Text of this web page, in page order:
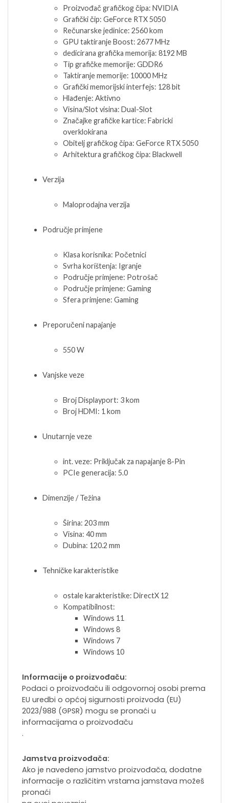
Proizvođač grafičkog čipa: NVIDIA
Grafički čip: GeForce RTX 5050
Rečunarske jedinice: 2560 kom
GPU taktiranje Boost: 2677 MHz
dedicirana grafička memorija: 8192 MB
Tip grafičke memorije: GDDR6
Taktiranje memorije: 10000 MHz
Grafički memorijski interfejs: 128 bit
Hlađenje: Aktivno
Visina/Slot visina: Dual-Slot
Značajke grafičke kartice: Fabricki
overklokirana
Obitelj grafičkog čipa: GeForce RTX 5050
Arhitektura grafičkog čipa: Blackwell
Verzija
Maloprodajna verzija
Područje primjene
Klasa korisnika: Početnici
Svrha korištenja: Igranje
Područje primjene: Potrošač
Područje primjene: Gaming
Sfera primjene: Gaming
Preporučeni napajanje
550 W
Vanjske veze
Broj Displayport: 3 kom
Broj HDMI: 1 kom
Unutarnje veze
int. veze: Priključak za napajanje 8-Pin
PCIe generacija: 5.0
Dimenzije / Težina
Širina: 203 mm
Visina: 40 mm
Dubina: 120.2 mm
Tehničke karakteristike
ostale karakteristike: DirectX 12
Kompatibilnost:
Windows 11
Windows 8
Windows 7
Windows 10
Informacije o proizvođaču:
Podaci o proizvođaču ili odgovornoj osobi prema
EU uredbi o općoj sigurnosti proizvoda (EU)
2023/988 (GPSR) mogu se pronaći u
informacijama o proizvođaču
.
Jamstva proizvođača:
Ako je navedeno jamstvo proizvođača, dodatne
informacije o različitim vrstama jamstava možeš
pronaći